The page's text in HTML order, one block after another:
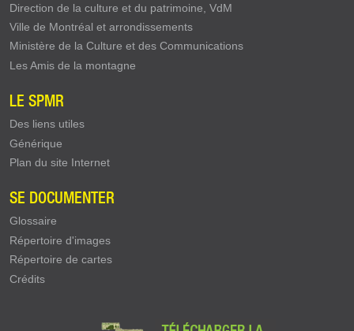
Direction de la culture et du patrimoine, VdM
Ville de Montréal et arrondissements
Ministère de la Culture et des Communications
Les Amis de la montagne
LE SPMR
Des liens utiles
Générique
Plan du site Internet
SE DOCUMENTER
Glossaire
Répertoire d'images
Répertoire de cartes
Crédits